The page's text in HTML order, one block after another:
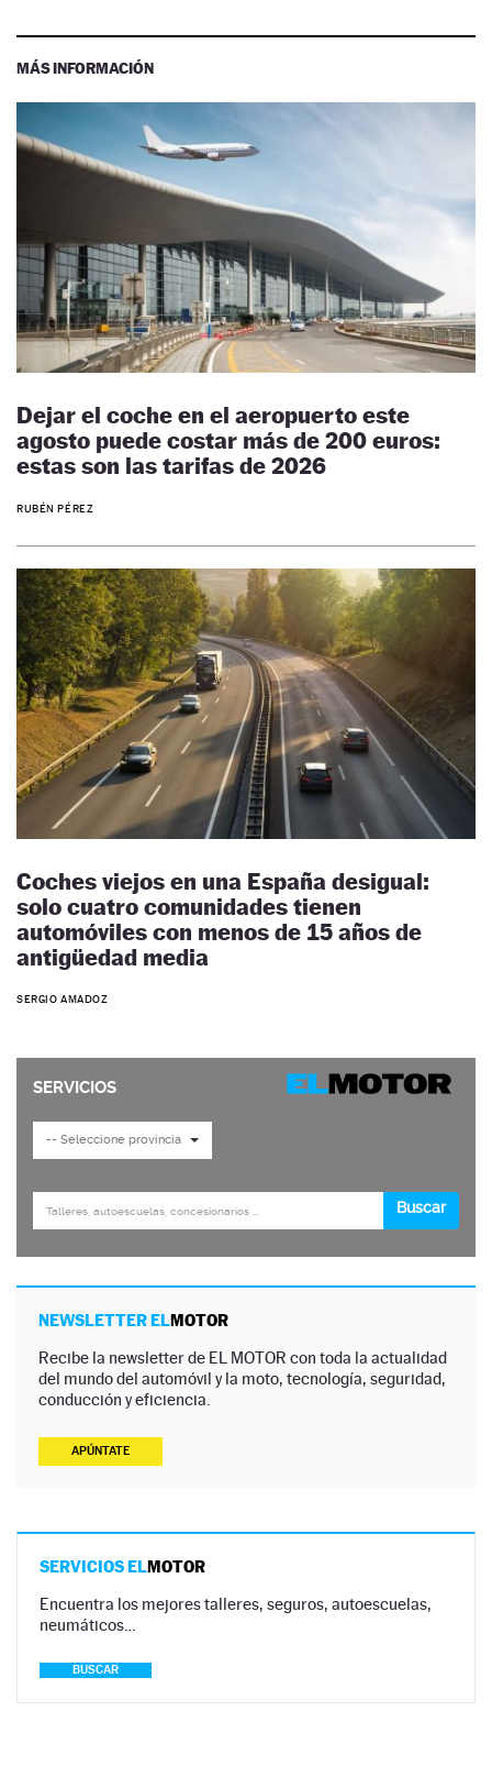
MÁS INFORMACIÓN
Dejar el coche en el aeropuerto este
agosto puede costar más de 200 euros:
estas son las tarifas de 2026
RUBÉN PÉREZ
Coches viejos en una España desigual:
solo cuatro comunidades tienen
automóviles con menos de 15 años de
antigüedad media
SERGIO AMADOZ
NEWSLETTER ELMOTOR
Recibe la newsletter de EL MOTOR con toda la actualidad
del mundo del automóvil y la moto, tecnología, seguridad,
conducción y eficiencia.
APÚNTATE
SERVICIOS ELMOTOR
Encuentra los mejores talleres, seguros, autoescuelas,
neumáticos…
BUSCAR